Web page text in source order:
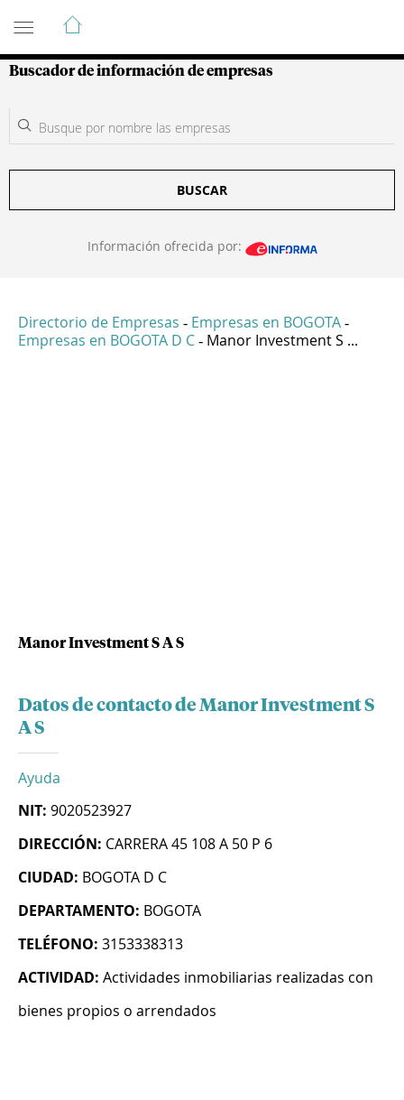
Guía de Empresas Colombianas
Buscador de información de empresas
BUSCAR
Información ofrecida por:
Directorio de Empresas - Empresas en BOGOTA -
Empresas en BOGOTA D C - Manor Investment S ...
Manor Investment S A S
Datos de contacto de Manor Investment S
A S
Ayuda
NIT: 9020523927
DIRECCIÓN: CARRERA 45 108 A 50 P 6
CIUDAD: BOGOTA D C
DEPARTAMENTO: BOGOTA
TELÉFONO: 3153338313
ACTIVIDAD: Actividades inmobiliarias realizadas con
bienes propios o arrendados